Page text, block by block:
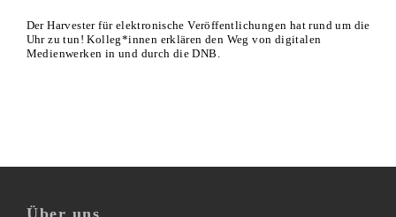
Der Harvester für elektronische Veröffentlichungen hat rund um die
Uhr zu tun! Kolleg*innen erklären den Weg von digitalen
Medienwerken in und durch die DNB.
Über uns